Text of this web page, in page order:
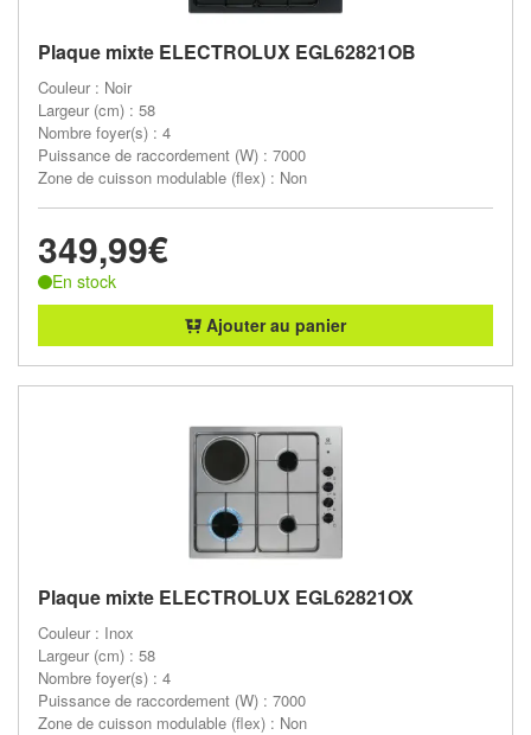
Plaque mixte ELECTROLUX EGL62821OB
Couleur : Noir
Largeur (cm) : 58
Nombre foyer(s) : 4
Puissance de raccordement (W) : 7000
Zone de cuisson modulable (flex) : Non
349,99€
En stock
Ajouter au panier
Plaque mixte ELECTROLUX EGL62821OX
Couleur : Inox
Largeur (cm) : 58
Nombre foyer(s) : 4
Puissance de raccordement (W) : 7000
Zone de cuisson modulable (flex) : Non